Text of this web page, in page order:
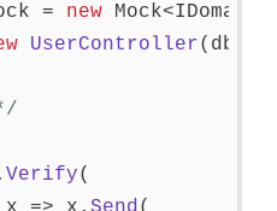
= new Mock<
UserController( db
Verify(